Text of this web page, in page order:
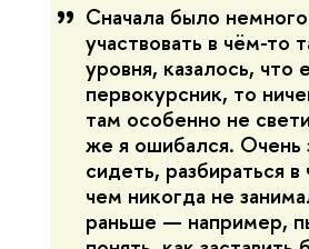
Сначала было
участвовать в чём-то
уровня, казалось, что
первокурсник, то
там особенно не
же я ошибался. Очень
сидеть, разбираться
чем никогда не
раньше — например,